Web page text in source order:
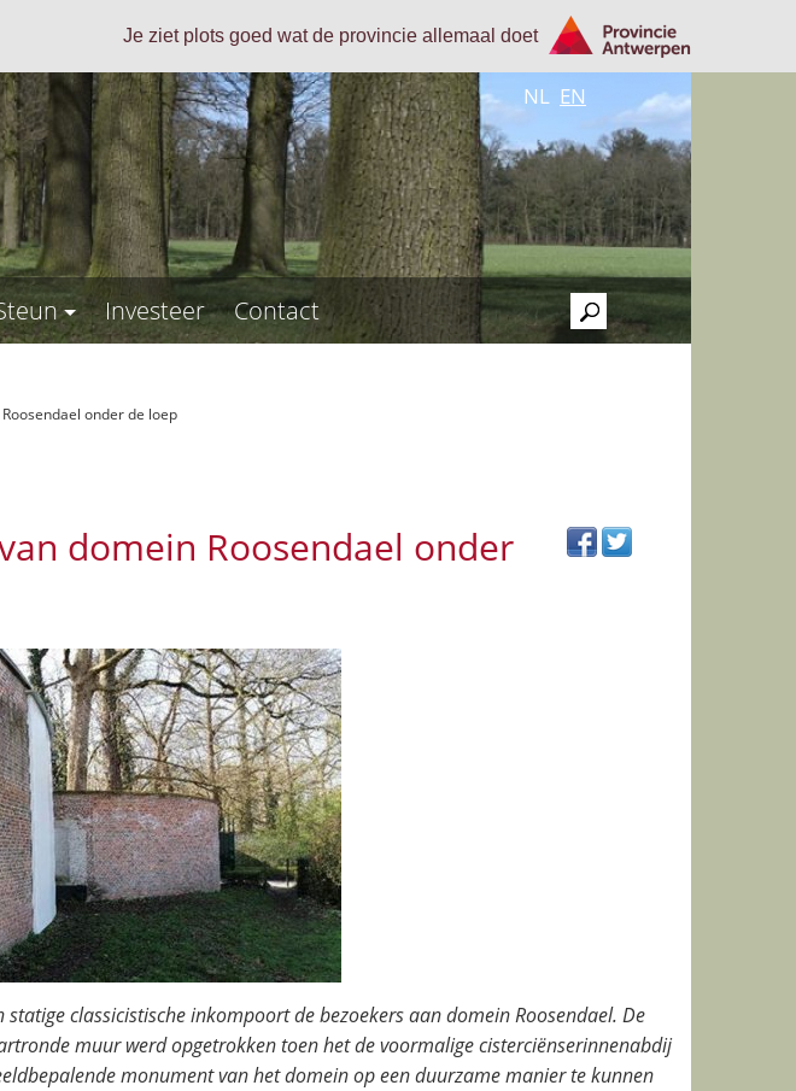
Je ziet plots goed wat de provincie allemaal doet
NL EN
Investeer Contact
>
onder de loep
domein Roosendael onder
classicistische inkompoort de bezoekers aan domein Roosendael. De
muur werd opgetrokken toen het de voormalige cisterciënserinnenabdij
monument van het domein op een duurzame manier te kunnen